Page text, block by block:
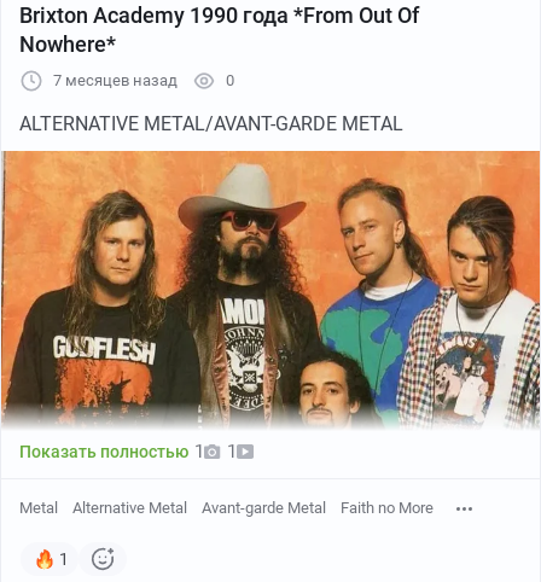
YouTube●12:18
Brixton Academy 1990 года *From Out Of
Nowhere*
7 месяцев назад 0
ALTERNATIVE METAL/AVANT-GARDE METAL
Показать полностью 1 1
Metal Alternative Metal Avant-garde Metal Faith no More
1